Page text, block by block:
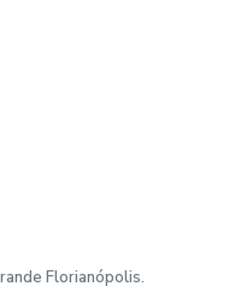
Florianópolis.